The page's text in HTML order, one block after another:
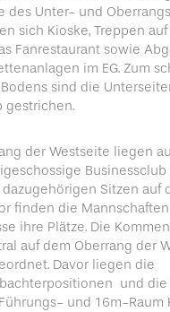
des Unter- und
sich Kioske, Treppen
Fanrestaurant sowie
im EG. Zum
sind die
gestrichen.
der Westseite liegen
Sitzen auf
finden die
ihre Plätze. Die
auf dem Oberrang der
Davor liegen die
und die
und 16m-Raum